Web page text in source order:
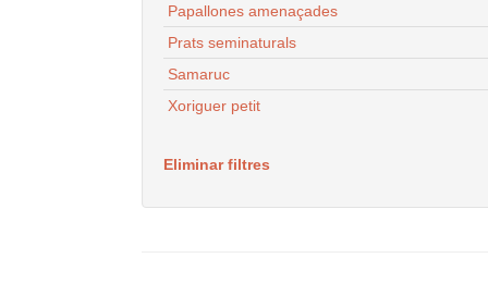
Papallones amenaçades
Prats seminaturals
Samaruc
Xoriguer petit
Eliminar filtres